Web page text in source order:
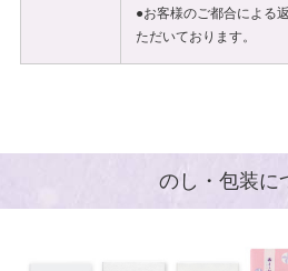
●お客様のご都合による
ただいております。
のし・包装に